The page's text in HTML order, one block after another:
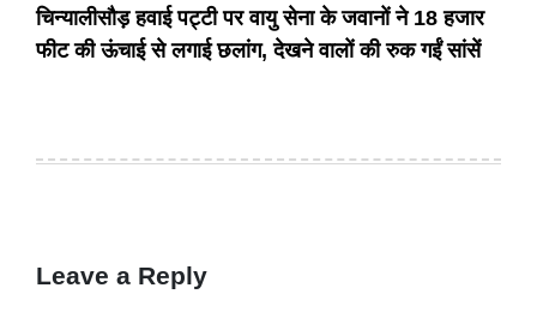
चिन्यालीसौड़ हवाई पट्टी पर वायु सेना के जवानों ने 18 हजार
फीट की ऊंचाई से लगाई छलांग, देखने वालों की रुक गईं सांसें
Leave a Reply